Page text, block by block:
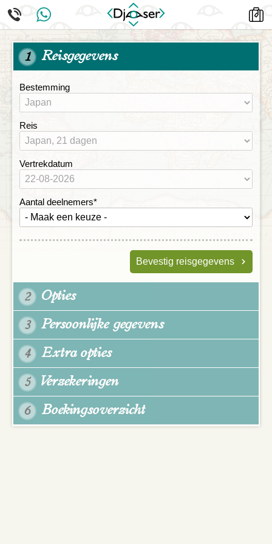
1 Reisgegevens
Bestemming
Reis
Vertrekdatum
Aantal deelnemers*
Bevestig reisgegevens
2 Opties
3 Persoonlijke gegevens
4 Extra opties
5 Verzekeringen
6 Boekingsoverzicht